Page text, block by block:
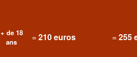
+ de 18
ans
=210 euros =255